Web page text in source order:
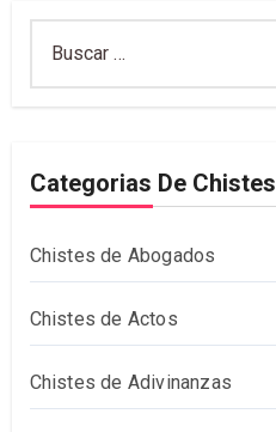
Categorias De Chistes
Chistes de Abogados
Chistes de Actos
Chistes de Adivinanzas